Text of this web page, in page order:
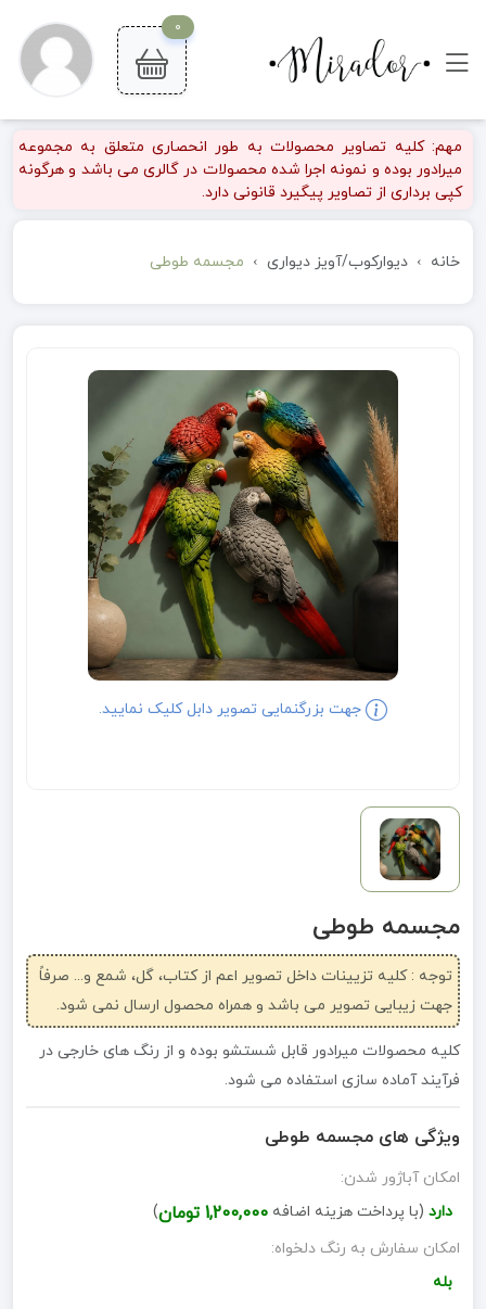
0
مهم: کلیه تصاویر محصولات به طور انحصاری متعلق به مجموعه
میرادور بوده و نمونه اجرا شده محصولات در گالری می باشد و هرگونه
کپی برداری از تصاویر پیگیرد قانونی دارد.
خانه دیوارکوب/آویز دیواری مجسمه طوطی
جهت بزرگنمایی تصویر دابل کلیک نمایید.
مجسمه طوطی
توجه : کلیه تزیینات داخل تصویر اعم از کتاب، گل، شمع و... صرفاً
جهت زیبایی تصویر می باشد و همراه محصول ارسال نمی شود.
کلیه محصولات میرادور قابل شستشو بوده و از رنگ های خارجی در
فرآیند آماده سازی استفاده می شود.
ویژگی های مجسمه طوطی
امکان آباژور شدن:
دارد (با پرداخت هزینه اضافه 1,200,000 تومان
)
امکان سفارش به رنگ دلخواه:
بله